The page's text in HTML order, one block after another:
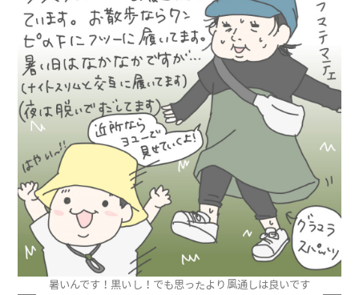
暑いんです！黒いし！でも思ったより風通しは良いです